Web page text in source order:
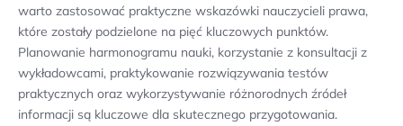
warto zastosować praktyczne wskazówki nauczycieli prawa,
które zostały podzielone na pięć kluczowych punktów.
Planowanie harmonogramu nauki, korzystanie z konsultacji z
wykładowcami, praktykowanie rozwiązywania testów
praktycznych oraz wykorzystywanie różnorodnych źródeł
informacji są kluczowe dla skutecznego przygotowania.